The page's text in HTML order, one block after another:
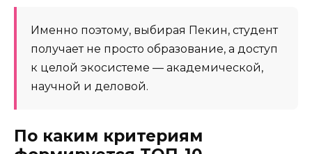
Именно поэтому, выбирая Пекин, студент
получает не просто образование, а доступ
к целой экосистеме — академической,
научной и деловой.
По каким критериям